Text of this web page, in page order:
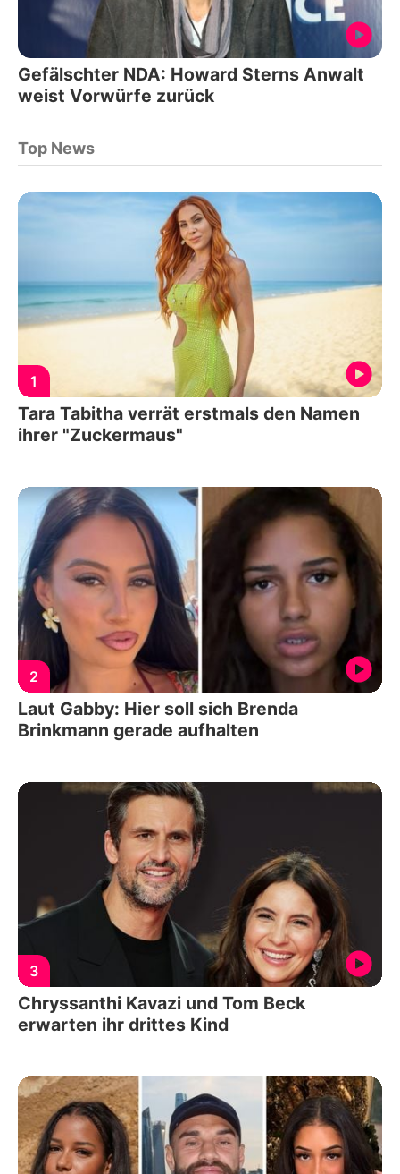
Gefälschter NDA: Howard Sterns Anwalt
weist Vorwürfe zurück
Top News
1
Tara Tabitha verrät erstmals den Namen
ihrer "Zuckermaus"
2
Laut Gabby: Hier soll sich Brenda
Brinkmann gerade aufhalten
3
Chryssanthi Kavazi und Tom Beck
erwarten ihr drittes Kind